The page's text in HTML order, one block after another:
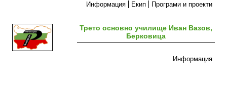
Информация
Екип Програми и проекти
Трето основно училище Иван Вазов,
Берковица
Информация